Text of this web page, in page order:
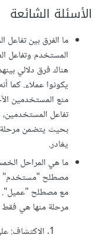
الأسئلة الشائعة
ما الفرق بين تفاعل
المستخدم وتفاعل
هناك فرق دلالي
يكونوا عملاء. كما
منع المستخدمين
تفاعل المستخدمين،
بحيث يتضمن
يغادر.
ما هي المراحل
مصطلح "مستخدم"
مع مصطلح "عميل".
مرحلة منها هي
الاكتشاف: